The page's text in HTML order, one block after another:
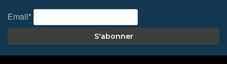
Email*